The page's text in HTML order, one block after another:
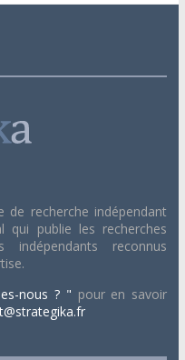
recherche indépendant
publie les recherches
reconnus
nous ? " pour en savoir